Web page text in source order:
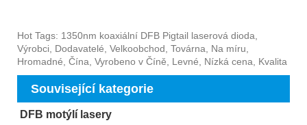
Hot Tags: 1350nm koaxiální DFB Pigtail laserová dioda,
Výrobci, Dodavatelé, Velkoobchod, Továrna, Na míru,
Hromadné, Čína, Vyrobeno v Číně, Levné, Nízká cena, Kvalita
Související kategorie
DFB motýlí lasery